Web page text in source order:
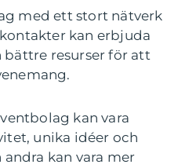
med ett stort nätverk
kan erbjuda
resurser för att
kan vara
unika idéer och
kan vara mer